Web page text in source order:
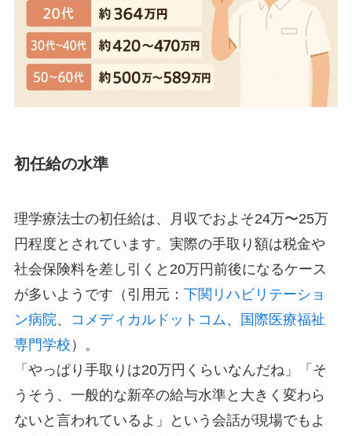
初任給の水準
理学療法士の初任給は、月収でおよそ24万〜25万
円程度とされています。実際の手取り額は税金や
社会保険料を差し引くと20万円前後になるケース
が多いようです（引用元： 下関リハビリテーショ
ン病院、 コメディカルドットコム 、
国際医療福祉
専門学校 ）。
「やっぱり手取りは20万円くらいなんだね」「そ
うそう、一般的な新卒の給与水準と大きく変わら
ないと言われているよ」という会話が現場でもよ